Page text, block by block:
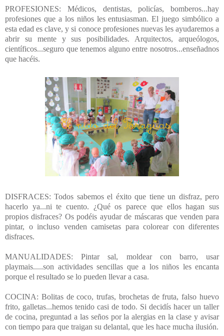
PROFESIONES: Médicos, dentistas, policías, bomberos...hay
profesiones que a los niños les entusiasman. El juego simbólico a
esta edad es clave, y si conoce profesiones nuevas les ayudaremos a
abrir su mente y sus posibilidades. Arquitectos, arqueólogos,
científicos...seguro que tenemos alguno entre nosotros...enseñadnos
que hacéis.
DISFRACES: Todos sabemos el éxito que tiene un disfraz, pero
hacerlo ya...ni te cuento. ¿Qué os parece que ellos hagan sus
propios disfraces? Os podéis ayudar de máscaras que venden para
pintar, o incluso venden camisetas para colorear con diferentes
disfraces.
MANUALIDADES: Pintar sal, moldear con barro, usar
playmais.....son actividades sencillas que a los niños les encanta
porque el resultado se lo pueden llevar a casa.
COCINA: Bolitas de coco, trufas, brochetas de fruta, falso huevo
frito, galletas...hemos tenido casi de todo. Si decidís hacer un taller
de cocina, preguntad a las seños por la alergias en la clase y avisar
con tiempo para que traigan su delantal, que les hace mucha ilusión.